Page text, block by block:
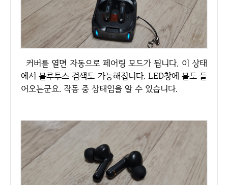
커버를 열면 자동으로 페어링 모드가 됩니다. 이 상태
에서 블루투스 검색도 가능해집니다. LED창에 불도 들
어오는군요. 작동 중 상태임을 알 수 있습니다.